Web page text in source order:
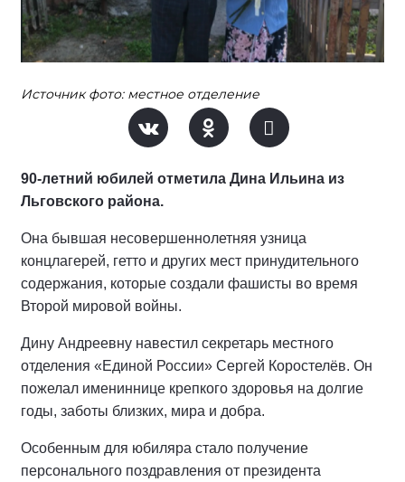
Источник фото: местное отделение
90-летний юбилей отметила Дина Ильина из
Льговского района.
Она бывшая несовершеннолетняя узница
концлагерей, гетто и других мест принудительного
содержания, которые создали фашисты во время
Второй мировой войны.
Дину Андреевну навестил секретарь местного
отделения «Единой России» Сергей Коростелёв. Он
пожелал имениннице крепкого здоровья на долгие
годы, заботы близких, мира и добра.
Особенным для юбиляра стало получение
персонального поздравления от президента